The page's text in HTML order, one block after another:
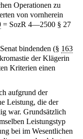
Operationen zu
von vornherein
= SozR 4—2500 § 27
bindenden (§ 163
der Klägerin
Kriterien einen
aufgrund der
Leistung, die der
war. Grundsätzlich
Leistungstyp
bei im Wesentlichen